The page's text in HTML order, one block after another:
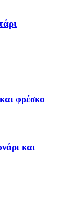
φρέσκο
και